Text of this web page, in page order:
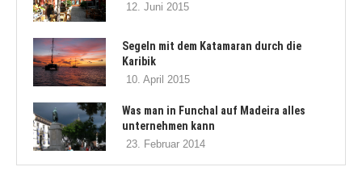
12. Juni 2015
Segeln mit dem Katamaran durch die
Karibik
10. April 2015
Was man in Funchal auf Madeira alles
unternehmen kann
23. Februar 2014